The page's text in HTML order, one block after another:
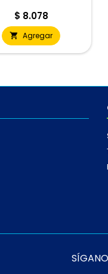
Precio
$ 8.078
 Agregar